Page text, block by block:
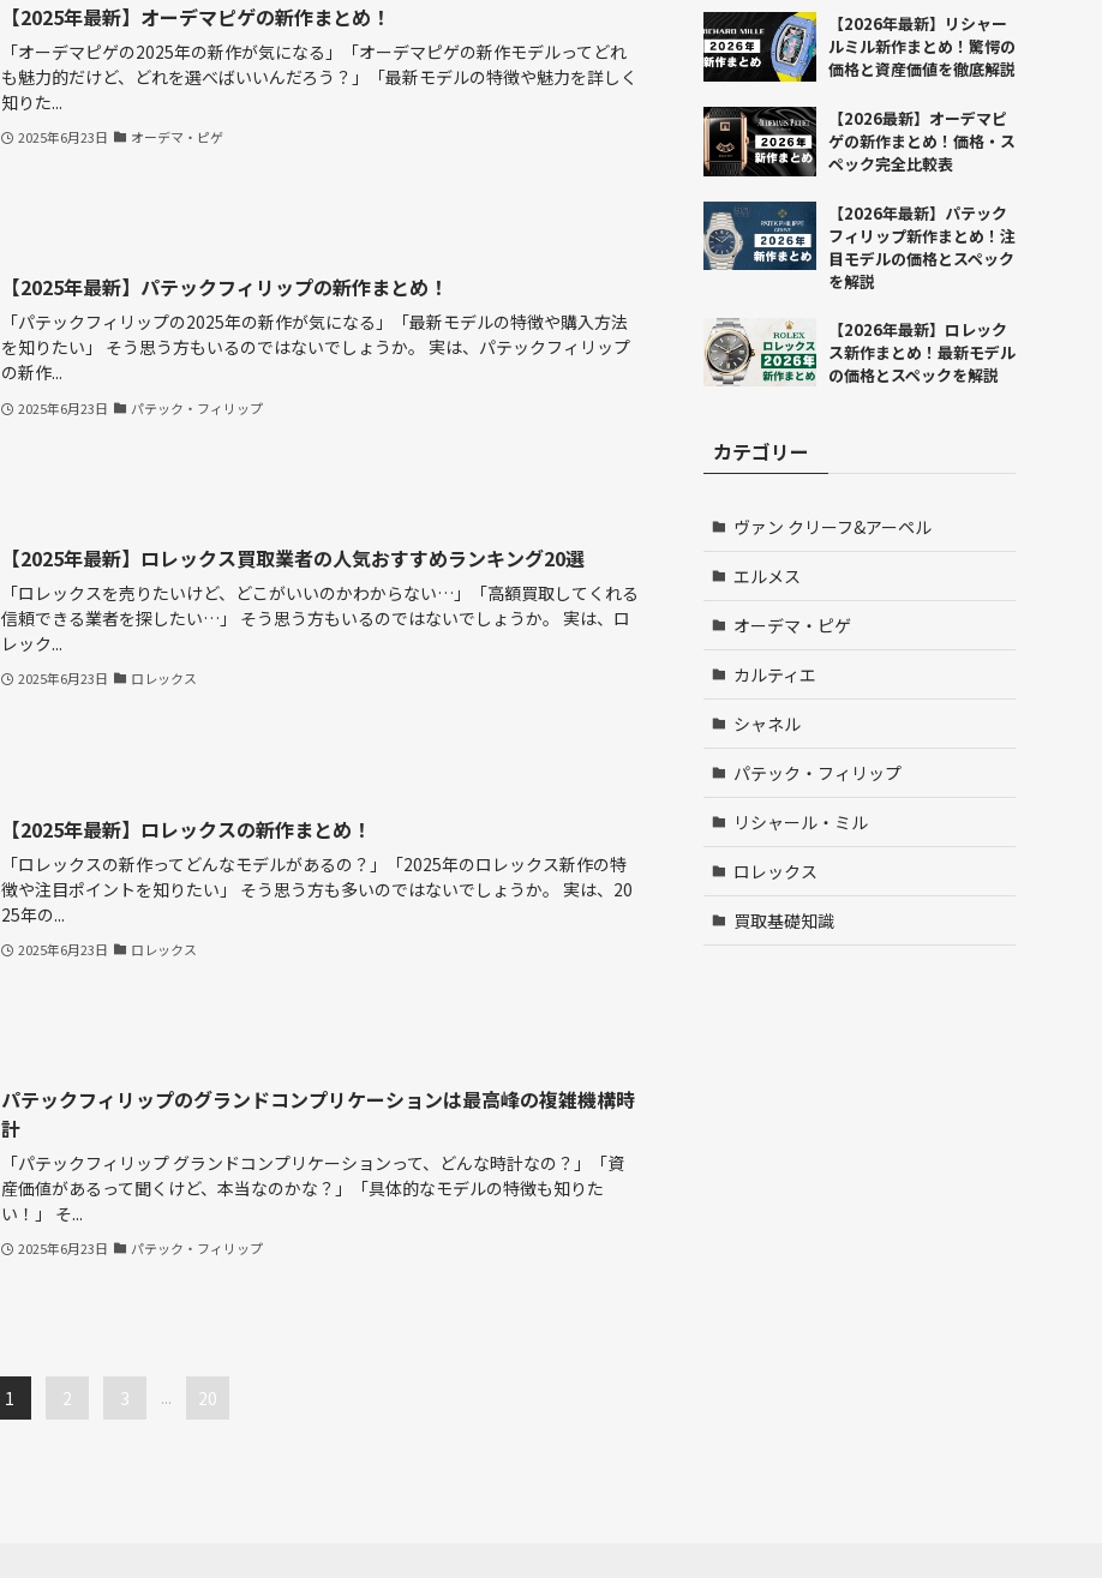
【2025年最新】オーデマピゲの新作まとめ！
「オーデマピゲの2025年の新作が気になる」「オーデマピゲの新作モデルってどれ
も魅力的だけど、どれを選べばいいんだろう？」「最新モデルの特徴や魅力を詳しく
知りた...
2025年6月23日 オーデマ・ピゲ
【2025年最新】パテックフィリップの新作まとめ！
「パテックフィリップの2025年の新作が気になる」「最新モデルの特徴や購入方法
を知りたい」 そう思う方もいるのではないでしょうか。 実は、パテックフィリップ
の新作...
2025年6月23日 パテック・フィリップ
【2025年最新】ロレックス買取業者の人気おすすめランキング20選
「ロレックスを売りたいけど、どこがいいのかわからない…」「高額買取してくれる
信頼できる業者を探したい…」 そう思う方もいるのではないでしょうか。 実は、ロ
レック...
2025年6月23日 ロレックス
【2025年最新】ロレックスの新作まとめ！
「ロレックスの新作ってどんなモデルがあるの？」「2025年のロレックス新作の特
徴や注目ポイントを知りたい」 そう思う方も多いのではないでしょうか。 実は、20
25年の...
2025年6月23日 ロレックス
パテックフィリップのグランドコンプリケーションは最高峰の複雑機構時
計
「パテックフィリップ グランドコンプリケーションって、どんな時計なの？」「資
産価値があるって聞くけど、本当なのかな？」「具体的なモデルの特徴も知りた
い！」 そ...
2025年6月23日 パテック・フィリップ
1 2 3 ... 20
【2026年最新】リシャー
ルミル新作まとめ！驚愕の
価格と資産価値を徹底解説
【2026最新】オーデマピ
ゲの新作まとめ！価格・ス
ペック完全比較表
【2026年最新】パテック
フィリップ新作まとめ！注
目モデルの価格とスペック
を解説
【2026年最新】ロレック
ス新作まとめ！最新モデル
の価格とスペックを解説
カテゴリー
ヴァン クリーフ&アーペル
エルメス
オーデマ・ピゲ
カルティエ
シャネル
パテック・フィリップ
リシャール・ミル
ロレックス
買取基礎知識